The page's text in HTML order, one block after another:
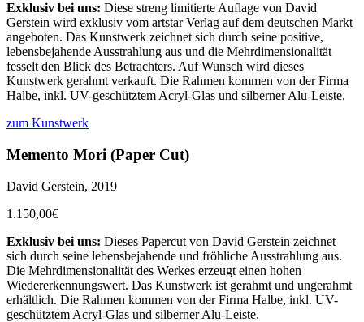
Exklusiv bei uns: Diese streng limitierte Auflage von David
Gerstein wird exklusiv vom artstar Verlag auf dem deutschen Markt
angeboten. Das Kunstwerk zeichnet sich durch seine positive,
lebensbejahende Ausstrahlung aus und die Mehrdimensionalität
fesselt den Blick des Betrachters. Auf Wunsch wird dieses
Kunstwerk gerahmt verkauft. Die Rahmen kommen von der Firma
Halbe, inkl. UV-geschütztem Acryl-Glas und silberner Alu-Leiste.
zum Kunstwerk
Memento Mori (Paper Cut)
David Gerstein, 2019
1.150,00€
Exklusiv bei uns: Dieses Papercut von David Gerstein zeichnet
sich durch seine lebensbejahende und fröhliche Ausstrahlung aus.
Die Mehrdimensionalität des Werkes erzeugt einen hohen
Wiedererkennungswert. Das Kunstwerk ist gerahmt und ungerahmt
erhältlich. Die Rahmen kommen von der Firma Halbe, inkl. UV-
geschütztem Acryl-Glas und silberner Alu-Leiste.